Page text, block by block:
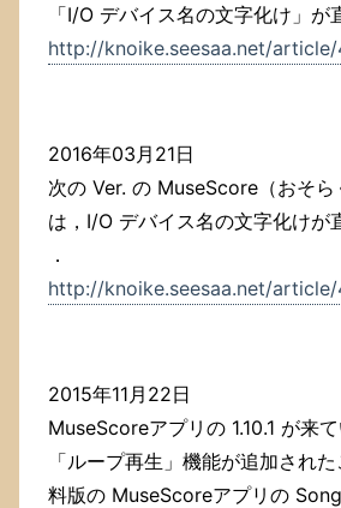
「I/O デバイス名の文字化け」が
http://knoike.seesaa.net/
2016年03月21日
次の Ver. の MuseScore（おそ
は，I/O デバイス名の文字化けが
．
http://knoike.seesaa.net/
2015年11月22日
MuseScoreアプリの 1.10.1 が来
「ループ再生」機能が追加され
料版の MuseScoreアプリの